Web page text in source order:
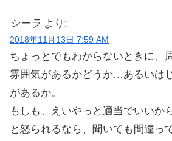
シーラ より:
2018年11月13日 7:59 AM
ちょっとでもわからないときに、
雰囲気があるかどうか…あるいは
があるか。
もしも、えいやっと適当でいいか
と怒られるなら、聞いても間違っ